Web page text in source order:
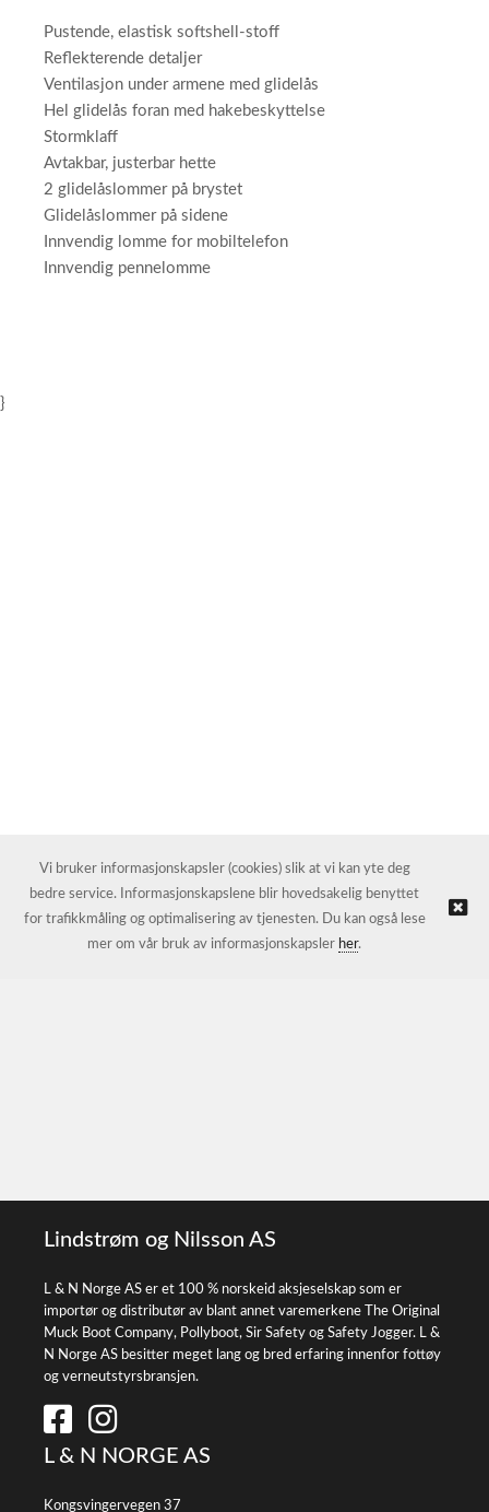
Pustende, elastisk softshell-stoff
Reflekterende detaljer
Ventilasjon under armene med glidelås
Hel glidelås foran med hakebeskyttelse
Stormklaff
Avtakbar, justerbar hette
2 glidelåslommer på brystet
Glidelåslommer på sidene
Innvendig lomme for mobiltelefon
Innvendig pennelomme
}
Lindstrøm og Nilsson AS
L & N Norge AS er et 100 % norskeid aksjeselskap som er
importør og distributør av blant annet varemerkene The Original
Muck Boot Company, Pollyboot, Sir Safety og Safety Jogger. L &
N Norge AS besitter meget lang og bred erfaring innenfor fottøy
og verneutstyrsbransjen.
L & N NORGE AS
Kongsvingervegen 37
Vi bruker informasjonskapsler (cookies) slik at vi kan yte deg
bedre service. Informasjonskapslene blir hovedsakelig benyttet
for trafikkmåling og optimalisering av tjenesten. Du kan også lese
mer om vår bruk av informasjonskapsler her.